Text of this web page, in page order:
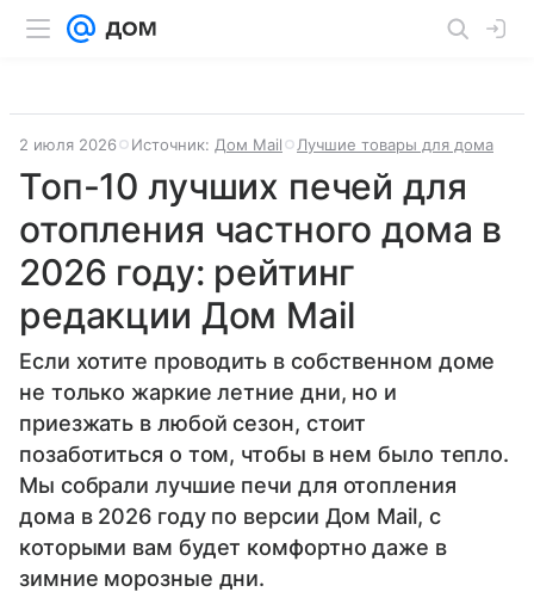
2 июля 2026 Источник: Дом Mail Лучшие товары для дома
Топ-10 лучших печей для
отопления частного дома в
2026 году: рейтинг
редакции Дом Mail
Если хотите проводить в собственном доме
не только жаркие летние дни, но и
приезжать в любой сезон, стоит
позаботиться о том, чтобы в нем было тепло.
Мы собрали лучшие печи для отопления
дома в 2026 году по версии Дом Mail, с
которыми вам будет комфортно даже в
зимние морозные дни.